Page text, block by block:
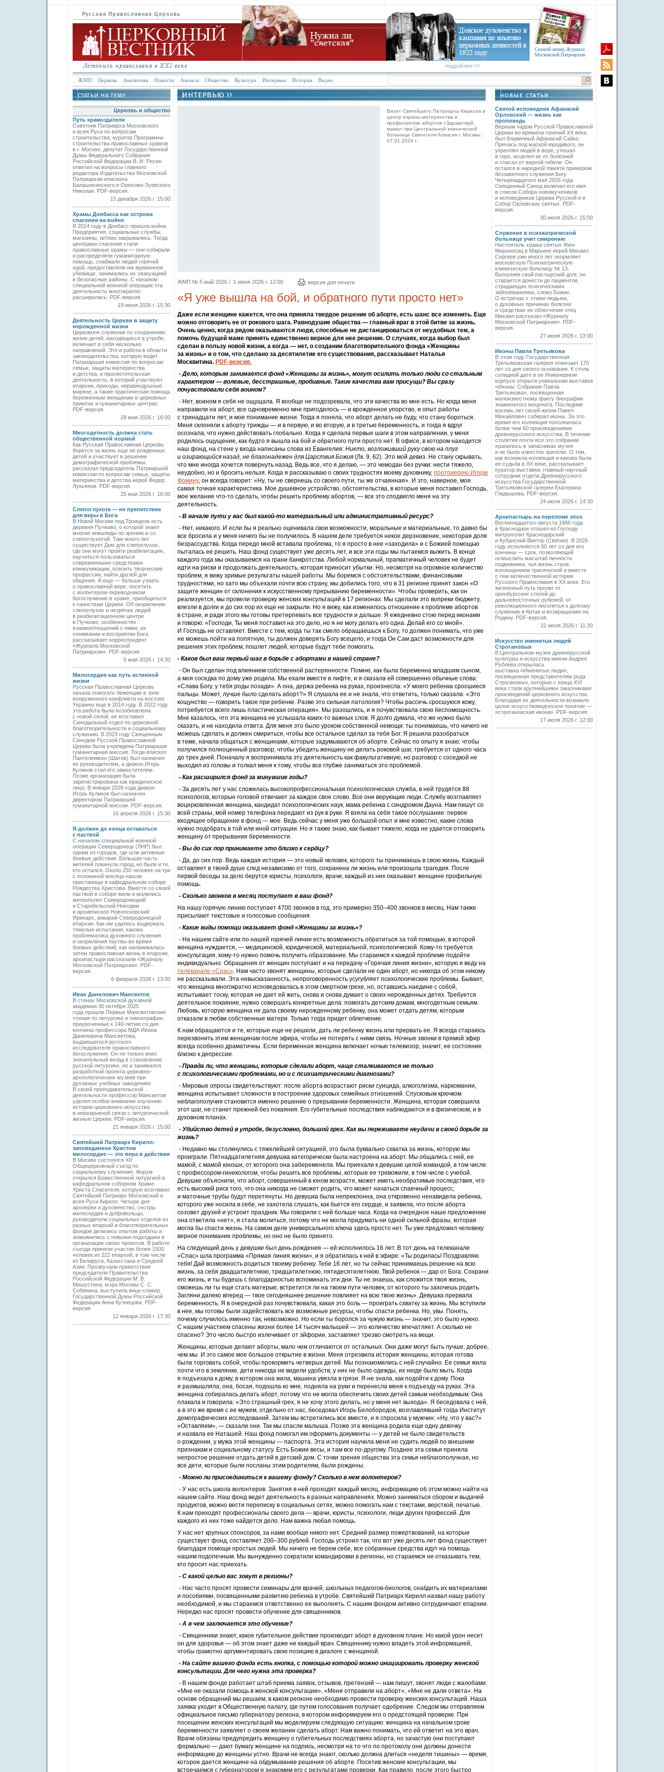
Свежий номер Журнала
Московской Патриархии
ЖМП Церковь Аналитика Новости Анонсы Общество Культура Интервью История Видео
Церковь и общество
Путь храмоздателя
Советник Патриарха Московского
и всея Руси по вопросам
строительства, куратор Программы
строительства православных храмов
в г. Москве, депутат Государственной
Думы Федерального Собрания
Российской Федерации В. И. Ресин
ответил на вопросы главного
редактора Издательства Московской
Патриархии епископа
Балашихинского и Орехово-Зуевского
Николая. PDF-версия.
15 декабря 2026 г. 15:00
Храмы Донбасса как острова
спасения на войне
В 2014 году в Донбасс пришла война.
Предприятия, социальные службы,
магазины, аптеки закрывались. Тогда
центрами спасения стали
православные храмы — они собирали
и распределяли гуманитарную
помощь, снабжали людей горячей
едой, предоставляли им временное
убежище, занимались их эвакуацией
в безопасные районы. С началом
специальной военной операции эта
деятельность многократно
расширилась. PDF-версия.
19 июня 2026 г. 15:30
Деятельность Церкви в защиту
нерожденной жизни
Церковное служение по сохранению
жизни детей, находящихся в утробе,
включает в себя несколько
направлений. Это и работа в области
законодательства, которую ведет
Патриаршая комиссия по вопросам
семьи, защиты материнства
и детства, и просветительская
деятельность, в которой участвуют
епархии, приходы, неравнодушные
миряне, а также практическая помощь
беременным женщинам в церковных
приютах и гуманитарных центрах.
PDF-версия.
28 мая 2026 г. 16:00
Многодетность должна стать
общественной нормой
Как Русская Православная Церковь
борется за жизнь еще не рожденных
детей и участвует в решении
демографической проблемы,
рассказал председатель Патриаршей
комиссии по вопросам семьи, защиты
материнства и детства иерей Федор
Лукьянов. PDF-версия.
25 мая 2026 г. 16:00
Слепоглухота — не препятствие
для веры в Бога
В Новой Москве под Троицком есть
деревня Пучково, о которой знают
многие инвалиды по зрению и со
слепоглухотой. Там много лет
существует Дом для слепоглухих,
где они могут пройти реабилитацию,
научиться пользоваться
современными средствами
коммуникации, освоить творческие
профессии, найти друзей для
общения. А еще — больше узнать
о православной вере, посетить
с волонтером-переводчиком
богослужение в храме, приобщиться
к таинствам Церкви. Об окормлении
слепоглухих и незрячих людей
в реабилитационном центре
в Пучкове, особенностях
взаимоотношений с ними, их
понимании и восприятии Бога
рассказывает корреспондент
«Журнала Московской
Патриархии». PDF-версия.
5 мая 2026 г. 14:30
Милосердие как путь истинной
жизни
Русская Православная Церковь
начала помогать беженцам в зоне
вооруженного конфликта на востоке
Украины еще в 2014 году. В 2022 году
эта работа была возобновлена
с новой силой, ее возглавил
Синодальный отдел по церковной
благотворительности и социальному
служению. В 2023 году Священным
Синодом Русской Православной
Церкви была учреждена Патриаршая
гуманитарная миссия. Тогда епископ
Пантелеимон (Шатов) был назначен
ее руководителем, а диакон Игорь
Куликов стал его заместителем.
Позже организация была
зарегистрирована как юридическое
лицо. В январе 2026 года диакон
Игорь Куликов был назначен
директором Патриаршей
гуманитарной миссии. PDF-версия.
16 апреля 2026 г. 15:30
Я должен до конца оставаться
с паствой
С началом специальной военной
операции Северодонецк (ЛНР) был
одним из городов, где шли активные
боевые действия. Бо́льшая часть
жителей покинула город, но были и те,
кто остался. Около 250 человек на три
с половиной месяца нашли
пристанище в кафедральном соборе
Рождества Христова. Вместе со своей
паствой в соборе жили и молились
митрополит Северодонецкий
и Старобельский Никодим
и архиепископ Новопсковский
Иринарх, викарий Северодонецкой
епархии. Как им удалось выдержать
тяжелые испытания, какова
проблематика духовного служения
и окормления паствы во время
боевых действий, как налаживалась
затем православная жизнь в епархии,
архипастыри рассказали «Журналу
Московской Патриархии». PDF-
версия.
6 февраля 2026 г. 13:00
Иван Данилович Мансветов
В стенах Московской духовной
академии 30 октября 2025
года прошли Первые Мансветовские
чтения по литургике и гимнографии,
приуроченные к 140-летию со дня
кончины профессора МДА Ивана
Даниловича Мансветова,
выдающегося русского
исследователя православного
богослужения. Он не только внес
значительный вклад в становление
русской литургики, но и занимался
разработкой проекта церковно-
археологических музеев при
духовных учебных заведениях.
В своей преподавательской
деятельности профессор Мансветов
уделял особое внимание изучению
истории церковного искусства
в неразрывной связи с литургической
жизнью Церкви. PDF-версия.
21 января 2026 г. 15:00
Святейший Патриарх Кирилл:
заповеданное Христом
милосердие — это вера в действии
В Москве состоялся XII
Общецерковный съезд по
социальному служению. Форум
открылся Божественной литургией в
кафедральном соборном Храме
Христа Спасителя, которую возглавил
Святейший Патриарх Московский и
всея Руси Кирилл. Четыре дня
архиереи и духовенство, сестры
милосердия и добровольцы,
руководители социальных отделов из
разных епархий и благотворительных
фондов делились опытом работы и
знакомились с новыми подходами в
организации своих проектов. В работе
съезда приняли участие более 1500
человек из 222 епархий, в том числе
из Беларуси, Казахстана и Средней
Азии. Прозвучали приветствия
председателя Правительства
Российской Федерации М. В.
Мишустина, мэра Москвы С. С.
Собянина, выступила вице-спикер
Государственной Думы Российской
Федерации Анна Кузнецова. PDF-
версия.
12 января 2026 г. 17:30
Визит Святейшего Патриарха Кирилла в
центр охраны материнства и
профилактики абортов «Здравствуй,
мама» при Центральной клинической
больнице Святителя Алексия г. Москвы.
07.01.2024 г.
ЖМП № 5 май 2026 / 1 июня 2026 г. 12:00 версия для печати
«Я уже вышла на бой, и обратного пути просто нет»
Даже если женщине кажется, что она приняла твердое решение об аборте, есть шанс все изменить. Еще
можно отговорить ее от рокового шага. Равнодушие общества — главный враг в этой битве за жизнь.
Очень ценно, когда рядом оказываются люди, способные не дистанцироваться от неудобных тем, а
помочь будущей маме принять единственно верное для нее решение. О случаях, когда выбор был
сделан в пользу новой жизни, а когда — нет, о создании благотворительного фонда «Женщины
за жизнь» и о том, что сделано за десятилетие его существования, рассказывает Наталья
Москвитина. PDF-версия.
- Дело, которым занимается фонд «Женщины за жизнь», могут осилить только люди со стальным
характером — волевые, бесстрашные, пробивные. Такие качества вам присущи? Вы сразу
почувствовали себя воином?
- Нет, воином я себя не ощущала. Я вообще не подозревала, что эти качества во мне есть. Но когда меня
направили на аборт, все одновременно мне пригодилось — и врожденное упорство, и опыт работы
с тринадцати лет, и мое понимание жизни. Тогда я поняла, что аборт делать не буду, что стану бороться.
Меня склоняли к аборту трижды — и в первую, и во вторую, и в третью беременность, и тогда я вдруг
осознала, что нужно действовать глобально. Когда я сделала первые шаги в этом направлении, у меня
родилось ощущение, как будто я вышла на бой и обратного пути просто нет. В офисе, в котором находится
наш фонд, на стене у входа написаны слова из Евангелия: Никто, возложивший руку свою на плуг
и озирающийся назад, не благонадежен для Царствия Божия (Лк. 9, 62). Это мой девиз. Не стану скрывать,
что мне иногда хочется повернуть назад. Ведь все, что я делаю, — это чемодан без ручки: нести тяжело,
неудобно, но и бросить нельзя. Когда я рассказываю о своих трудностях моему духовнику, протоиерею Игорю
Фомину, он всегда говорит: «Ну, ты не свернешь со своего пути, ты же отчаянная». И это, наверное, моя
самая точная характеристика. Мое душевное устройство, обстоятельства, в которые меня поставил Господь,
мое желание что‑то сделать, чтобы решить проблему абортов, — все это сподвигло меня на эту
деятельность.
- В начале пути у вас был какой-то материальный или административный ресурс?
- Нет, никакого. И если бы я реально оценивала свои возможности, моральные и материальные, то давно бы
все бросила и у меня ничего бы не получилось. В нашем деле требуется некое дерзновение, некоторая доля
безрассудства. Когда передо мной вставала проблема, то я просто в нее «заходила» и с Божией помощью
пыталась ее решить. Наш фонд существует уже десять лет, и все эти годы мы пытаемся выжить. В конце
каждого года мы оказываемся на грани банкротства. Любой нормальный, прагматичный человек не будет
идти на риски и продолжать деятельность, которая приносит убытки. Но, несмотря на огромное количество
проблем, я вижу зримые результаты нашей работы. Мы боремся с обстоятельствами, финансовыми
трудностями, но зато мы объехали почти всю страну, мы добились того, что в 31 регионе принят закон «О
защите женщин от склонения к искусственному прерыванию ­беременности». Чтобы проверить, как он
реализуется, мы провели проверку женских консультаций в 17 регионах. Мы сделали это вопреки бюджету,
влезли в долги и до сих пор их еще не закрыли. Но я вижу, как изменилось отношение к проблеме абортов
в стране, и ради этого мы готовы претерпевать все трудности и дальше. Я ежедневно стою перед иконами
и говорю: «Господи, Ты меня поставил на это дело, но я не могу делать его одна. Делай его со мной».
И Господь не оставляет. Вместе с тем, когда ты так смело обращаешься к Богу, то должен понимать, что уже
не можешь пойти на попятную, ты должен доверять Богу всецело, и тогда Он Сам даст возможности для
решения этих проблем, пошлет людей, которые будут тебе помогать.
- Каков был ваш первый шаг в борьбе с абортами в нашей стране?
- Он был сделан под влиянием собственной растерянности. Помню, как была беременна младшим сыном,
а моя соседка по дому уже родила. Мы ехали вместе в лифте, и я сказала ей совершенно обычные слова:
«Слава Богу, у тебя роды позади». А она, держа ребенка на руках, произнесла: «У моего ребенка сросшиеся
пальцы. Может, лучше было сделать аборт?» Я слушала ее и не знала, что ответить, только сказала: «Это
кощунство — говорить такое при ребенке. Разве это сильная патология? Чтобы рассечь сросшуюся кожу,
потребуется всего лишь пластическая операция». Мы разошлись, и я почувствовала свою беспомощность.
Мне казалось, что эта женщина не услышала каких-­то важных слов. Я долго думала, что же нужно было
сказать, и не находила ответа. Для меня это было уроком собственной немощи: ты понимаешь, что ничего не
можешь сделать и должен смириться, чтобы все остальное сделал за тебя Бог. Я решила разобраться
в теме, начала общаться с женщинами, которые задумываются об аборте. Сейчас по опыту я знаю: чтобы
получился полноценный разговор, чтобы убедить женщину не делать роковой шаг, требуется от одного часа
до трех дней. Поначалу я воспринимала эту деятельность как факультативную, но разговор с соседкой не
выходил из головы и толкал меня к тому, чтобы все глубже заниматься это проблемой.
- Как расширился фонд за минувшие годы?
- За десять лет у нас сложилась высокопрофес­сиональная психологическая служба, в ней трудятся 88
психологов, которые головой отвечают за каждое свое слово. Все они верующие люди. Службу возглавляет
воцерковленная женщина, кандидат психологических наук, мама ребенка с синдромом Дауна. Нам пишут со
всей страны, мой номер телефона передают из рук в руки. Я взяла на себя такое послушание: первое
входящее обращение в фонд — мое. Ведь сейчас у меня уже большой опыт и мне известно, какие слова
нужно подобрать в той или иной ситуации. Но я также знаю, как бывает тяжело, когда не удается отговорить
женщину от прерывания беременности.
- Вы до сих пор принимаете это близко к сердцу?
- Да, до сих пор. Ведь каждая история — это новый человек, которого ты принимаешь в свою жизнь. Каждый
оставляет в твоей душе след независимо от того, сохранена ли жизнь или произошла трагедия. После
первой беседы за дело берутся юристы, психологи, врачи, каждый из них оказывает женщине профильную
помощь.
- Сколько звонков в месяц поступает в ваш фонд?
На нашу горячую линию поступает 4700 звонков в год, это примерно 350–400 звонков в месяц. Нам также
присылают текстовые и голосовые сообщения.
- Какие виды помощи оказывает фонд «Женщины за жизнь»?
- На нашем сайте или по нашей горячей линии есть возможность обратиться за той помощью, в которой
женщина нуждается, — медицинской, юридической, материальной, психологической. Кому-то требуется
консультация, кому-то нужно помочь получить образование. Мы стараемся к каждой проблеме подойти
индивидуально. Обращения от женщин поступают и на передачу «Горячая линия жизни», которую я веду на
телеканале «Спас». Нам часто звонят женщины, которые сделали не один аборт, но никогда об этом никому
не рассказывали. Эта невысказанность, непроговоренность усугубляет психологические проблемы. Бывает,
что женщина многократно исповедовалась в этом смертном грехе, но, оставшись наедине с собой,
испытывает тоску, которая не дает ей жить, снова и снова думает о своих нерожденных детях. Требуется
деятельное покаяние, нужно совершать конкретные дела: помогать детским домам, многодетным семьям.
Любовь, которую женщина не дала своему нерожденному ребенку, она может отдать детям, которым
отказали в любви собственные матери. Только тогда придет облегчение.
К нам обращаются и те, которые еще не решили, дать ли ребенку жизнь или прервать ее. Я всегда стараюсь
перезвонить этим женщинам после эфира, чтобы не потерять с ними связь. Ночные звонки в прямой эфир
всегда особенно драматичны. Если беременная женщина включает ночью телевизор, значит, ее состояние
близко к депрессии.
- Правда ли, что женщины, которые сделали аборт, чаще сталкиваются не только
с психологическими проблемами, но и с психиатрическими диагнозами?
- Мировые опросы свидетельствуют: после аборта возрастают риски суицида, алкоголизма, наркомании,
женщина испытывает сложности в построении здоровых семейных отношений. Спусковым крючком
неблагополучия становится именно решение о прерывании беременности. Женщина, которая совершила
этот шаг, не станет прежней без покаяния. Его губительные последствия наблюдаются и в физическом, и в
духовном планах.
- Убийство детей в утробе, безусловно, большой грех. Как вы переживаете неудачи в своей борьбе за
жизнь?
- Недавно мы столкнулись с тяжелейшей ситуацией, это была буквально схватка за жизнь, которую мы
проиграли. Пятнадцатилетняя девушка категорически была настроена на аборт. Мы общались с ней, ее
мамой, с мамой юноши, от которого она забеременела. Мы при­ехали к девушке целой командой, в том числе
с профессором-гинекологом, чтобы решить все проблемы, которые ее тревожили, в том числе с учебой.
Девушке объяснили, что аборт, совершенный в юном возрасте, может иметь необратимые последствия, что
есть высокий риск того, что она никогда не сможет родить, что может начаться спаечный процесс,
и маточные трубы будут перетянуты. Но девушка была непреклонна, она откровенно ненавидела ребенка,
которого уже носила в себе, не захотела слушать, как бьется его сердце, и заявила, что после аборта
созовет друзей и устроит праздник. Мы говорили с ней больше часа. Когда на очередное наше предложение
она ответила «нет», я стала молиться, потому что не могла придумать ни одной сильной фразы, которая
могла бы спасти жизнь. На самом деле универсального ключа здесь просто нет. Ты уже предложил человеку
верное понимание проблемы, но оно не было принято.
На следующий день у девушки был день рождения — ей исполнилось 16 лет. В тот день на телеканале
«Спас» шла программа «Прямая линия жизни», и я обратилась к ней в эфире: «Ты родилась! Поздравляю
тебя! Дай возможность родиться твоему ребенку. Тебе 16 лет, но ты сейчас принимаешь решение на всю
жизнь, за себя двадцатилетнюю, тридцатилетнюю, пятидесятилетнюю. Твой ребенок — дар от Бога. Сохрани
его жизнь, и ты будешь с благодарностью вспоминать эти дни. Ты не знаешь, как сложится твоя жизнь,
сможешь ли ты еще стать матерью, встретится ли на твоем пути человек, от которого ты захочешь родить.
Загляни далеко вперед — твое сегодняшнее решение повлияет на всю твою жизнь». Девушка прервала
беременность. Я в очередной раз почувствовала, какая это боль — проиграть схватку за жизнь. Мы вступили
в нее, мы готовы были задействовать все возможные ресурсы, чтобы спасти ребенка. Но, увы. Понять,
почему случилось именно так, невозможно. Но если ты боролся за чужую жизнь — значит, это было нужно.
С нашим участием спасены жизни более 14 тысяч малышей — это количество впечатляет. А сколько не
спасено? Это число быстро излечивает от эйфории, заставляет трезво смотреть на вещи.
Женщины, которые делают аборты, мало чем отличаются от остальных. Они даже могут быть лучше, добрее,
чем мы. И это самое мое большое открытие в жизни. Меня отрезвила история женщины, которая готова
была торговать собой, чтобы прокормить четверых детей. Мы познакомились с ней случайно. Ее семья жила
почти что в землянке, дети никогда не видели удобств, у них не было одежды, их негде было мыть. Когда
я подъехала к дому, в котором она жила, машина увязла в грязи. Я не знала, как подойти к дому. Пока
я размышляла, она, босая, подошла ко мне, подняла на руки и перенесла меня к подъезду на руках. Эта
женщина собиралась делать аборт, потому что не могла обеспечить своих детей самым необходимым. Она
плакала и говорила: «Это страшный грех, я не хочу этого делать, но у меня нет выхода». Я беседовала с ней,
а в это же время с ее мужем, отдельно от нас, беседовал Игорь Белобородов, возглавлявший тогда Институт
демографических исследований. Затем мы встретились все вместе, и я спросила у мужчин: «Ну, что у вас?»
«Оставляем», — сказали они. Так мы спасли малыша. Позже эта женщина родила еще одну девочку
и назвала ее Наташей. Наш фонд помогал им оформить документы — у детей не было свидетельств
о рождении, у мужа этой женщины — паспорта. Эта история научила меня не судить людей по внешним
признакам и социальному статусу. Есть Божии весы, и там все по‑другому. Позднее эта семья приняла
непростое решение отдать детей в детский дом. С точки зрения общества эта семья неблагополучная, но
все дети, которые были посланы этим родителям, были рождены.
- Можно ли присоединиться к вашему фонду? Сколько в нем волонтеров?
- У нас есть школа волонтеров. Занятия в ней проходят каждый месяц, информацию об этом можно найти на
нашем сайте. Наш фонд ведет деятельность в разных направлениях. Можно заниматься сбором и выдачей
продуктов, можно вести переписку в социальных сетях, можно помогать нам с текстами, версткой, печатью.
К нам приходят профессионалы своего дела — врачи, юристы, психологи, люди других профессий. Для
каждого из них тоже найдется дело. Нам важна любая помощь.
У нас нет крупных спонсоров, за нами вообще никого нет. Средний размер пожертвований, на которые
существует фонд, составляет 200–300 рублей. Господь устроил так, что вот уже десять лет фонд существует
благодаря помощи простых людей. Мы ничего не берем себе, все собранные средства идут на помощь
нашим подопечным. Мы вынужденно сократили командировки в регионы, но стараемся не отказывать тем,
кто просит нас приехать.
- С какой целью вас зовут в регионы?
- Нас часто просят провести семинары для врачей, школьных педагогов‑биологов, снабдить их материалами
и пособиями, посвященными развитию ребенка в утробе. Святейший Патриарх Кирилл назвал нашу работу
необходимой, и мы стараемся ответственно ее выполнять. С нашим фондом активно сотрудничают епархии.
Нередко нас просят провести обучение для священников.
- А в чем заключается это обучение?
- Священники знают, какое губительное действие производит аборт в духовном плане. Но какой урон несет
он для здоровья — об этом знает даже не каждый врач. Священнику нужно владеть этой информацией,
чтобы грамотно аргументировать свою позицию в диалоге с женщиной.
- На сайте вашего фонда есть кнопка, с помощью которой можно инициировать проверку женской
консультации. Для чего нужна эта проверка?
- В нашем фонде работает штаб приема за­явок, отзывов, претензий — нам пишут, звонят люди с жалобами:
«Мне не оказали помощь в женской консультации», «Меня отправили на аборт», «Мне не дали ответа». На
основе обращений мы решаем, в каком регионе необходимо провести проверку женских консультаций. Наша
заявка уходит в Общественную палату, где путем голосования получает одобрение. Следом мы отправляем
официальное письмо губернатору региона, в котором информируем его о предстоящей проверке. При
посещении женских консультаций мы моделируем следующую ситуацию: женщина на начальном сроке
беременности заявляет о своем желании сделать аборт. Нам важно понимать, что ей ответит на это врач.
Врачи обязаны предупредить женщину о губительных последствиях аборта, но зачастую они поступают
формально — дают бумагу женщине на подпись, несмотря на то что по протоколу они должны донести
информацию до женщины устно. Врачи не всегда знают, сколько должна длиться «неделя тишины» — время,
которое дается женщине на ­обдумывание решения об аборте. Посетив женские консультации, мы
встречаемся с губернатором и знакомим его с результатами проверки. Как правило, после этого быстро
Святой исповедник Афанасий
Орловский — жизнь как
проповедь
Верным чадом Русской Православной
Церкви во времена гонений XX века
был блаженный Афанасий Сайко.
Прячась под маской юродивого, он
укреплял людей в вере, утешал
в горе, исцелял их от болезней
и спасал от верной гибели. Он
остался в народной памяти примером
беззаветного служения Богу.
Четырнадцатого мая 2026 года
Священный Синод включил его имя
в список Собора новомучеников
и исповедников Церкви Русской и в
Собор Орловских святых. PDF-
версия.
30 июля 2026 г. 15:00
Служение в психиатрической
больнице учит смирению
Настоятель храма святых Жен-
Мироносиц в Марьине иерей Михаил
Сергеев уже много лет окормляет
московскую Психиатрическую
клиническую больницу № 13.
Выполняя свой пастырский долг, он
старается донести до пациентов,
страдающих психическими
заболеваниями, слово Божие.
О встречах с этими людьми,
о духовных причинах болезни
и средствах ее облегчения отец
Михаил рассказал «Журналу
Московской Патриархии». PDF-
версия.
27 июля 2026 г. 13:00
Иконы Павла Третьякова
В этом году Государственная
Третьяковская галерея отмечает 170
лет со дня своего основания. К столь
солидной дате в ее Инженерном
корпусе открыта уникальная выставка
«Иконы. Собрание Павла
Третьякова», посвященная
малоизвестному факту биографии
знаменитого мецената. Последние
восемь лет своей жизни Павел
Михайлович собирал иконы. За это
время его коллекция пополнилась
более чем 60 произведениями
древнерусского искусства. В течение
столетия почти все это собрание
хранилось в запасниках музея
и не было известно зрителю. О том,
как возникла коллекция и какова была
ее судьба в ХХ веке, рассказывает
куратор выставки, главный научный
сотрудник отдела Древнерусского
искусства Государственной
Третьяковской галереи Екатерина
Гладышева. PDF-версия.
24 июля 2026 г. 14:30
Архипастырь на переломе эпох
Восемнадцатого августа 1966 года
в Краснодаре отошел ко Господу
митрополит Краснодарский
и Кубанский Виктор (Святин). В 2026
году исполняется 60 лет со дня его
кончины — срок, позволяющий
осмыслить масштаб личности
подвижника, чья жизнь стала
воплощением трагической и вместе
с тем величественной истории
Русского Православия в XX веке. Его
жизненный путь пролег от
оренбургских степей до
дальневосточных рубежей, от
революционного лихолетья к долгому
служению в Китае и возвращению на
Родину. PDF-версия.
22 июля 2026 г. 11:30
Искусство именитых людей
Строгановых
В Центральном музее древнерусской
культуры и искусства имени Андрея
Рублева открылась
выставка «Именитые люди»,
посвященная представителям рода
Строгановых, которые с конца XVI
века стали крупнейшими заказчиками
произведений церковного искусства.
Благодаря их деятельности возникло
целое искусствоведческое понятие —
«строгановская икона». PDF-версия.
17 июля 2026 г. 12:00